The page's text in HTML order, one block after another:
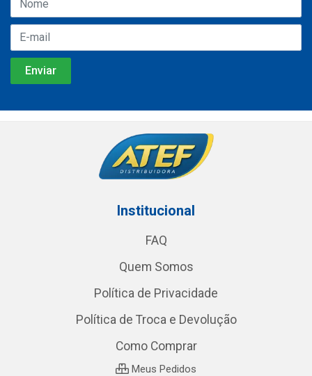
Institucional
FAQ
Quem Somos
Política de Privacidade
Política de Troca e Devolução
Como Comprar
Meus Pedidos